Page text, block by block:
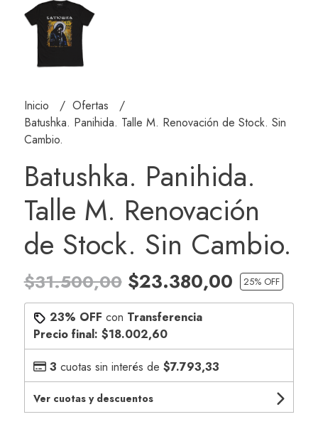
Inicio
Ofertas
Batushka. Panihida. Talle M. Renovación de Stock. Sin
Cambio.
Batushka. Panihida.
Talle M. Renovación
de Stock. Sin Cambio.
$31.500,00$23.380,00 25% OFF
23% OFF con Transferencia
Precio final: $18.002,60
3 cuotas sin interés de $7.793,33
Ver cuotas y descuentos